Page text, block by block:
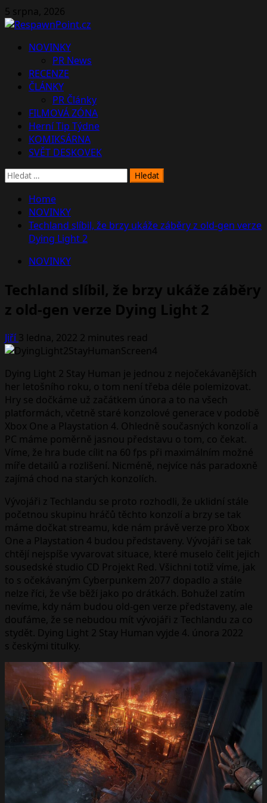
Skip
to
5 srpna, 2026
PrimaryNOVINKY
PR News
RECENZE
ČLÁNKY
PR Články
FILMOVÁ ZÓNA
Herní Tip Týdne
KOMIKSÁRNA
SVĚT DESKOVEK
Vyhledávání
Home
NOVINKY
Techland slíbil, že brzy ukáže záběry z old-gen verze
Dying Light 2
NOVINKY
Techland slíbil, že brzy ukáže záběry
z old-gen verze Dying Light 2
Jiří 3 ledna, 2022 2 minutes read
Dying Light 2 Stay Human je jednou z nejočekávanějších
her letošního roku, o tom není třeba déle polemizovat.
Hry se dočkáme už začátkem února a to na všech
platformách, včetně staré konzolové generace v podobě
Xbox One a Playstation 4. Ohledně současných konzolí a
PC máme poměrně jasnou představu o tom, co čekat.
Víme, že hra bude cílit na 60 fps při maximálním možné
míře detailů a rozlišení. Nicméně, nejvíce nás paradoxně
zajímá chod na starých konzolích.
Vývojáři z Techlandu se proto rozhodli, že uklidní stále
početnou skupinu hráčů těchto konzolí a brzy se tak
máme dočkat streamu, kde nám právě verze pro Xbox
One a Playstation 4 budou představeny. Vývojáři se tak
chtějí nejspíše vyvarovat situace, které muselo čelit jejich
sousedské studio CD Projekt Red. Všichni totiž víme, jak
to s očekávaným Cyberpunkem 2077 dopadlo a stále
nelze říci, že vše běží jako po drátkách. Bohužel zatím
nevíme, kdy nám budou old-gen verze představeny, ale
doufáme, že se nebudou mít vývojáři z Techlandu za co
stydět. Dying Light 2 Stay Human vyjde 4. února 2022
s českými titulky.